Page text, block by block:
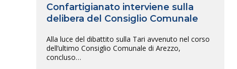
Confartigianato interviene sulla
delibera del Consiglio Comunale
Alla luce del dibattito sulla Tari avvenuto nel corso
dell’ultimo Consiglio Comunale di Arezzo,
concluso…